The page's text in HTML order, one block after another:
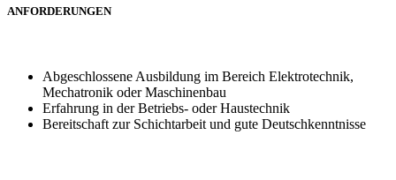
ANFORDERUNGEN
Abgeschlossene Ausbildung im Bereich Elektrotechnik,
Mechatronik oder Maschinenbau
Erfahrung in der Betriebs- oder Haustechnik
Bereitschaft zur Schichtarbeit und gute Deutschkenntnisse